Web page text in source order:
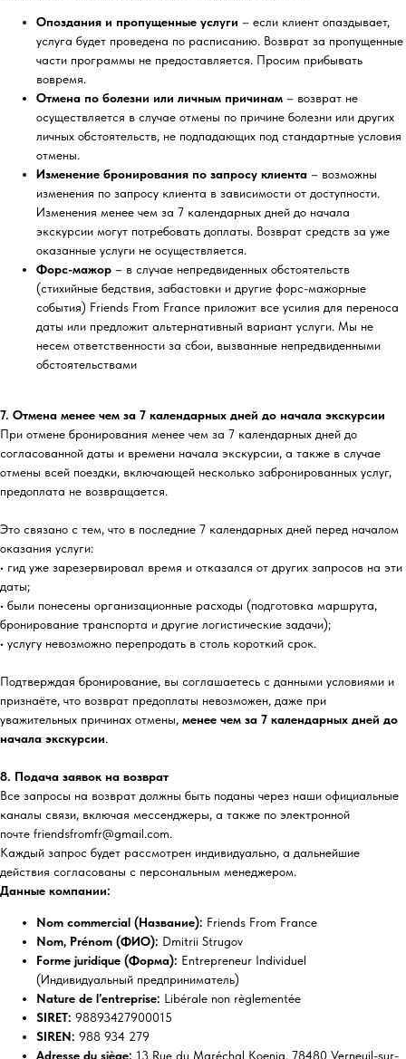
Опоздания и пропущенные услуги – если клиент опаздывает,
услуга будет проведена по расписанию. Возврат за пропущенные
части программы не предоставляется. Просим прибывать
вовремя.
Отмена по болезни или личным причинам – возврат не
осуществляется в случае отмены по причине болезни или других
личных обстоятельств, не подпадающих под стандартные условия
отмены.
Изменение бронирования по запросу клиента – возможны
изменения по запросу клиента в зависимости от доступности.
Изменения менее чем за 7 календарных дней до начала
экскурсии могут потребовать доплаты. Возврат средств за уже
оказанные услуги не осуществляется.
Форс-мажор – в случае непредвиденных обстоятельств
(стихийные бедствия, забастовки и другие форс-мажорные
события) Friends From France приложит все усилия для переноса
даты или предложит альтернативный вариант услуги. Мы не
несем ответственности за сбои, вызванные непредвиденными
обстоятельствами
7. Отмена менее чем за 7 календарных дней до начала экскурсии
При отмене бронирования менее чем за 7 календарных дней до
согласованной даты и времени начала экскурсии, а также в случае
отмены всей поездки, включающей несколько забронированных услуг,
предоплата не возвращается.
Это связано с тем, что в последние 7 календарных дней перед началом
оказания услуги:
• гид уже зарезервировал время и отказался от других запросов на эти
даты;
• были понесены организационные расходы (подготовка маршрута,
бронирование транспорта и другие логистические задачи);
• услугу невозможно перепродать в столь короткий срок.
Подтверждая бронирование, вы соглашаетесь с данными условиями и
признаёте, что возврат предоплаты невозможен, даже при
уважительных причинах отмены, менее чем за 7 календарных дней до
начала экскурсии.
8. Подача заявок на возврат
Все запросы на возврат должны быть поданы через наши официальные
каналы связи, включая мессенджеры, а также по электронной
почте friendsfromfr@gmail.com.
Каждый запрос будет рассмотрен индивидуально, а дальнейшие
действия согласованы с персональным менеджером.
Данные компании:
Nom commercial (Название): Friends From France
Nom, Prénom (ФИО): Dmitrii Strugov
Forme juridique (Форма): Entrepreneur Individuel
(Индивидуальный предприниматель)
Nature de l’entreprise: Libérale non règlementée
SIRET: 98893427900015
SIREN: 988 934 279
Adresse du siège: 13 Rue du Maréchal Koenig, 78480 Verneuil-sur-